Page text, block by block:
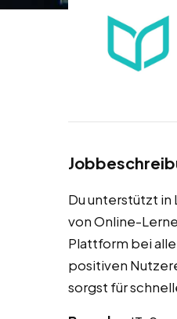
Du unterstützt
von Online-
Plattform bei
positiven
sorgst für